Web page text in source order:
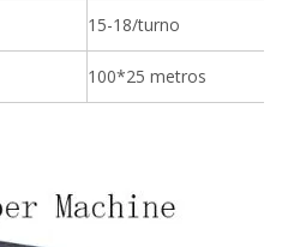
15-18/turno
100*25 metros